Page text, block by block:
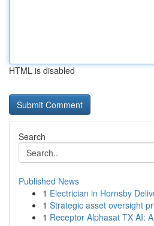
HTML is disabled
Search
Published News
1 Electrician in Hornsby
1 Strategic asset oversight
1 Receptor Alphasat TX AI: